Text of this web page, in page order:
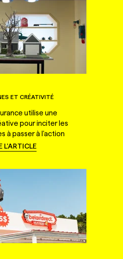
ET CRÉATIVITÉ
utilise une
pour inciter les
à passer à l'action
L'ARTICLE